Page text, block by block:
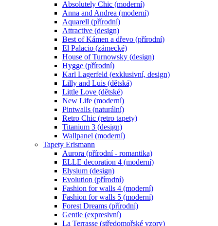
Absolutely Chic (moderní)
Anna and Andrea (moderní)
Aquarell (přírodní)
Attractive (design)
Best of Kámen a dřevo (přírodní)
El Palacio (zámecké)
House of Turnowsky (design)
Hygge (přírodní)
Karl Lagerfeld (exklusivní, design)
Lilly and Luis (dětská)
Little Love (dětské)
New Life (moderní)
Pintwalls (naturální)
Retro Chic (retro tapety)
Titanium 3 (design)
Wallpanel (moderní)
Tapety Erismann
Aurora (přírodní - romantika)
ELLE decoration 4 (moderní)
Elysium (design)
Evolution (přírodní)
Fashion for walls 4 (moderní)
Fashion for walls 5 (moderní)
Forest Dreams (přírodní)
Gentle (expresivní)
La Terrasse (středomořské vzory)